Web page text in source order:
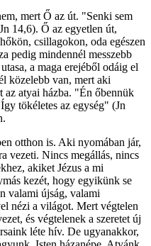
mert Ő az út. "Senki sem
14,6). Ő az egyetlen út,
csillagokon, oda egészen
pedig mindennél messzebb
a maga erejéből odáig el
közelebb van, mert aki
az atyai házba. "Én őbennük
tökéletes az egység" (Jn
otthon is. Aki nyomában jár,
vezeti. Nincs megállás, nincs
akiket Jézus a mi
kezét, hogy egyikünk se
valami újság, valami
nézi a világot. Mert végtelen
és végtelenek a szeretet új
léte hív. De ugyanakkor,